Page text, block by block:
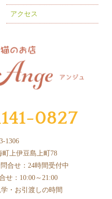
7月(9)
(10)
4月 (1)
月 (6)
12月(4)
月 (3)
月 (6)
アクセス
1306
上伊豆島上町78
合せ：24時間受付中
せ：10:00～21:00
・お引渡しの時間